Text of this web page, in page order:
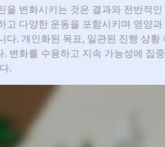
을 변화시키는 것은 결과와 전반적
고 다양한 운동을 포함시키며 영양
다. 개인화된 목표, 일관된 진행 상
변화를 수용하고 지속 가능성에 집
.